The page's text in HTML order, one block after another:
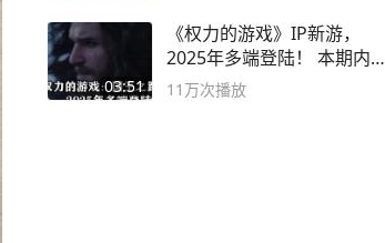
03:51
《权力的游戏》IP新游，
2025年多端登陆！ 本期内容
概要
11万次播放